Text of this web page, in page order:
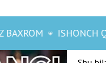
ISHONCH QAYTADI /
Muallif: Ahmadjonov
Toshkent Davlat